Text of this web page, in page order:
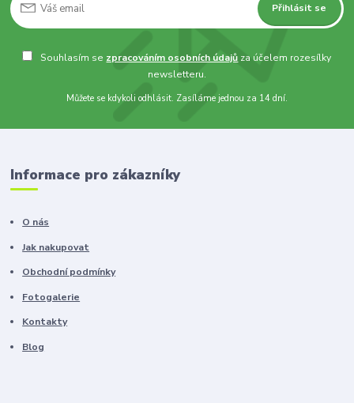
Přihlásit se
Souhlasím se zpracováním osobních údajů za účelem rozesílky
newsletteru.
Můžete se kdykoli odhlásit. Zasíláme jednou za 14 dní.
Informace pro zákazníky
O nás
Jak nakupovat
Obchodní podmínky
Fotogalerie
Kontakty
Blog